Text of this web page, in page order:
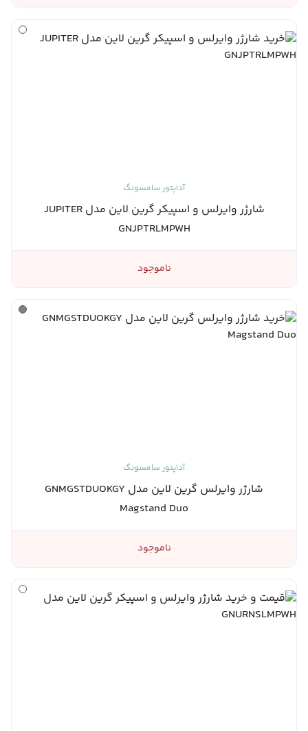
آداپتور سامسونگ
شارژر وایرلس و اسپیکر گرین لاین مدل JUPITER
GNJPTRLMPWH
ناموجود
آداپتور سامسونگ
شارژر وایرلس گرین لاین مدل GNMGSTDUOKGY
Magstand Duo
ناموجود